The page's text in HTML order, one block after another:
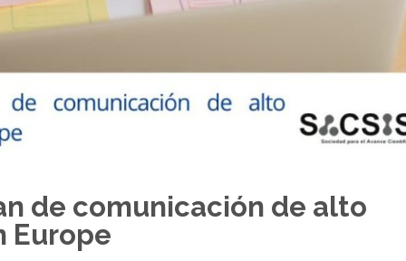
de comunicación de alto
Europe